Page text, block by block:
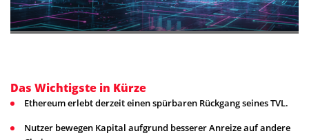
Das Wichtigste in Kürze
Ethereum erlebt derzeit einen spürbaren Rückgang seines TVL.
Nutzer bewegen Kapital aufgrund besserer Anreize auf andere